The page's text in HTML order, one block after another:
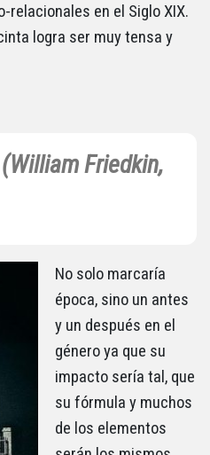
en el Siglo XIX.
logra ser muy tensa y
Friedkin,
No solo marcaría
época, sino un antes
y un después en el
género ya que su
impacto sería tal, que
su fórmula y muchos
de los elementos